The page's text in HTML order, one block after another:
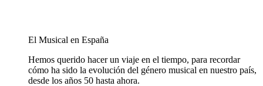
El Musical en España
Hemos querido hacer un viaje en el tiempo, para recordar
cómo ha sido la evolución del género musical en nuestro país,
desde los años 50 hasta ahora.